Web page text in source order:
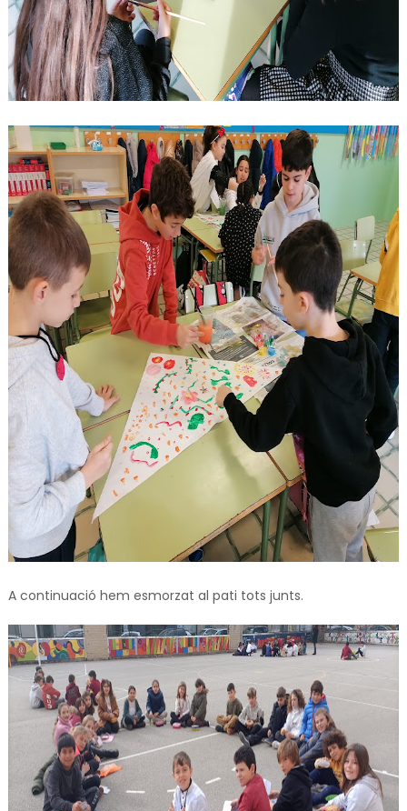
A continuació hem esmorzat al pati tots junts.